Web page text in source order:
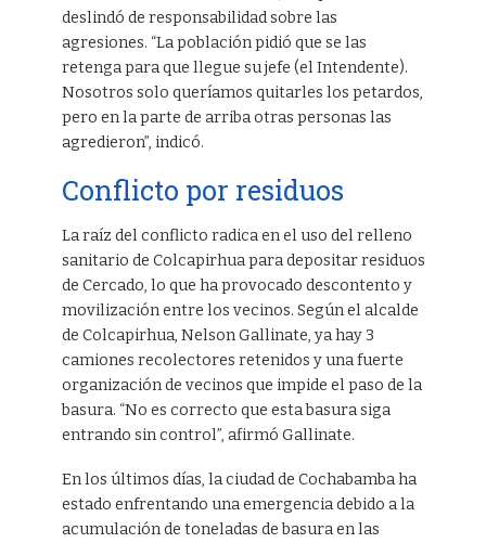
deslindó de responsabilidad sobre las
agresiones. “La población pidió que se las
retenga para que llegue su jefe (el Intendente).
Nosotros solo queríamos quitarles los petardos,
pero en la parte de arriba otras personas las
agredieron”, indicó.
Conflicto por residuos
La raíz del conflicto radica en el uso del relleno
sanitario de Colcapirhua para depositar residuos
de Cercado, lo que ha provocado descontento y
movilización entre los vecinos. Según el alcalde
de Colcapirhua, Nelson Gallinate, ya hay 3
camiones recolectores retenidos y una fuerte
organización de vecinos que impide el paso de la
basura. “No es correcto que esta basura siga
entrando sin control”, afirmó Gallinate.
En los últimos días, la ciudad de Cochabamba ha
estado enfrentando una emergencia debido a la
acumulación de toneladas de basura en las